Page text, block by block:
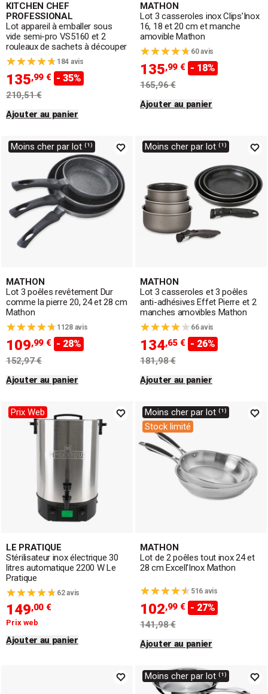
KITCHEN CHEF
PROFESSIONAL
Lot appareil à emballer sous
vide semi-pro VS5160 et 2
rouleaux de sachets à découper
184 avis
135,99 € - 35%
210,51 €
Ajouter au panier
MATHON
Lot 3 casseroles inox Clips’Inox
16, 18 et 20 cm et manche
amovible Mathon
60 avis
135,99 € - 18%
165,96 €
Ajouter au panier
Moins cher par lot ⁽¹⁾
MATHON
Lot 3 poêles revêtement Dur
comme la pierre 20, 24 et 28 cm
Mathon
1128 avis
109,99 € - 28%
152,97 €
Ajouter au panier
Moins cher par lot ⁽¹⁾
MATHON
Lot 3 casseroles et 3 poêles
anti-adhésives Effet Pierre et 2
manches amovibles Mathon
66 avis
134,65 € - 26%
181,98 €
Ajouter au panier
Prix Web
LE PRATIQUE
Stérilisateur inox électrique 30
litres automatique 2200 W Le
Pratique
62 avis
149,00 €
Prix web
Ajouter au panier
Moins cher par lot ⁽¹⁾
Stock limité
MATHON
Lot de 2 poêles tout inox 24 et
28 cm Excell'Inox Mathon
516 avis
102,99 € - 27%
141,98 €
Ajouter au panier
Moins cher par lot ⁽¹⁾